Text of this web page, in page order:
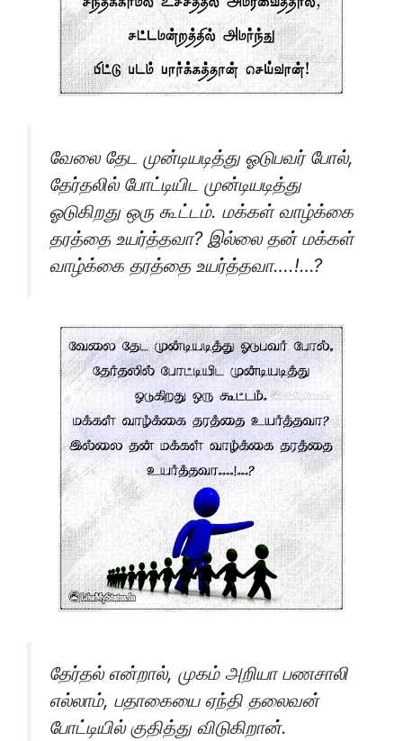
வேலை தேட முன்டியடித்து ஓடுபவர் போல்,
தேர்தலில் போட்டியிட முன்டியடித்து
ஓடுகிறது ஒரு கூட்டம். மக்கள் வாழ்க்கை
தரத்தை உயர்த்தவா? இல்லை தன் மக்கள்
வாழ்க்கை தரத்தை உயர்த்தவா….!…?
தேர்தல் என்றால், முகம் அறியா பணசாலி
எல்லாம், பதாகையை ஏந்தி தலைவன்
போட்டியில் குதித்து விடுகிறான்.